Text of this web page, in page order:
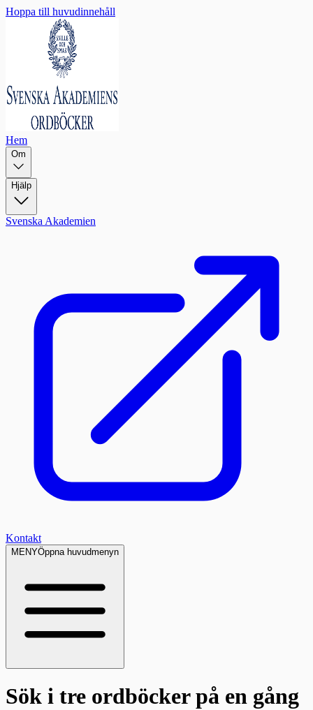
Hoppa till huvudinnehåll
Hem
Om
Hjälp
Svenska Akademien
Kontakt
MENYÖppna huvudmenyn
Sök i tre ordböckerpå en gång